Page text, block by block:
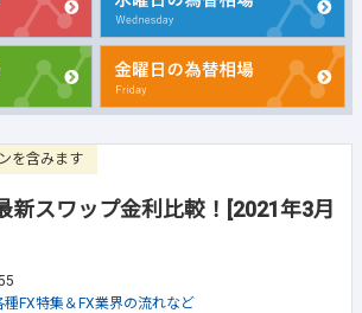
を含みます
新スワップ金利比較！[2021年3月
種FX特集＆FX業界の流れなど